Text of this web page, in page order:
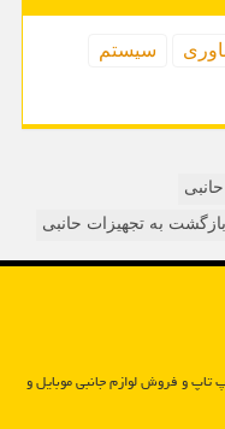
سیستم
بازگشت به تجهیزات حانبی
تاپ و فروش لوازم جانبی موبایل و